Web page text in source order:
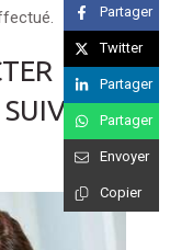
Partager
Twitter
Partager
Partager
Envoyer
Copier